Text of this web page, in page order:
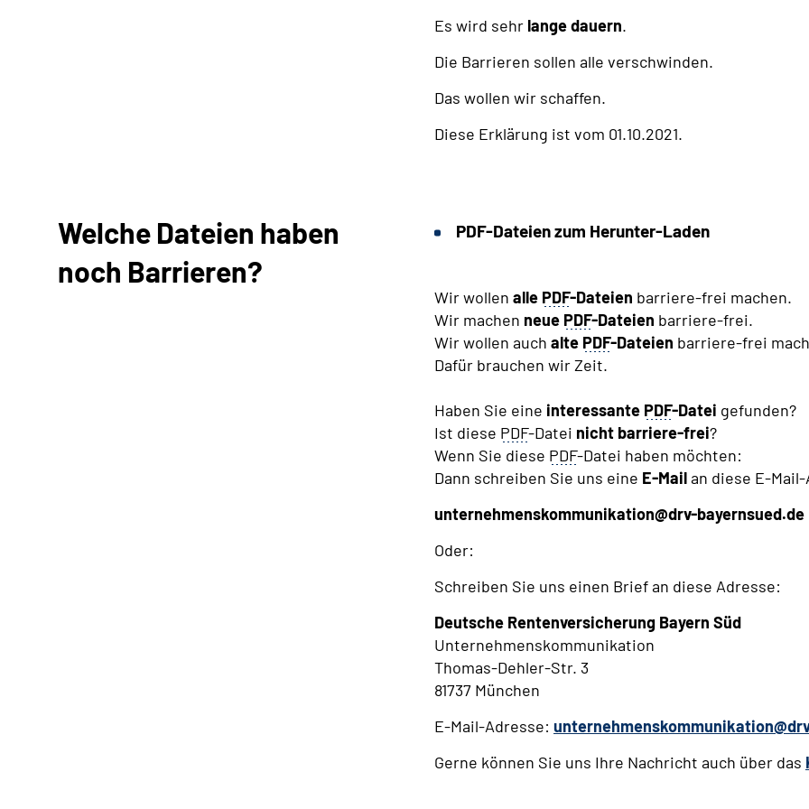
Es wird sehr lange dauern.
Die Barrieren sollen alle verschwinden.
Das wollen wir schaffen.
Diese Erklärung ist vom 01.10.2021.
Welche Dateien haben
noch Barrieren?
PDF-Dateien zum Herunter-Laden
Wir wollen alle PDF-Dateien barriere-frei machen.
Wir machen neue PDF-Dateien barriere-frei.
Wir wollen auch alte PDF-Dateien barriere-frei
Dafür brauchen wir Zeit.
Haben Sie eine interessante PDF-Datei gefunden?
Ist diese PDF-Datei nicht barriere-frei?
Wenn Sie diese PDF-Datei haben möchten:
Dann schreiben Sie uns eine E-Mailan diese E-
unternehmenskommunikation@drv-bayernsued.de
Oder:
Schreiben Sie uns einen Brief an diese Adresse:
Deutsche Rentenversicherung Bayern Süd
Unternehmenskommunikation
Thomas-Dehler-Str. 3
81737 München
E-Mail-Adresse:
Gerne können Sie uns Ihre Nachricht auch über das